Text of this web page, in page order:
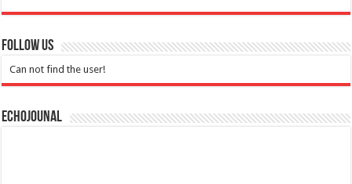
Follow Us
Can not find the user!
Echojounal